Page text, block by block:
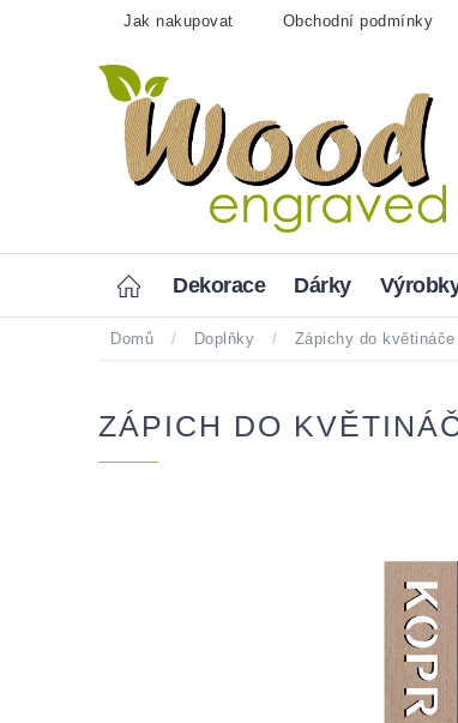
Jak nakupovat Obchodní podmínky
Home Dekorace Dárky
Domů / Doplňky / Zápichy do květináče
ZÁPICH DO